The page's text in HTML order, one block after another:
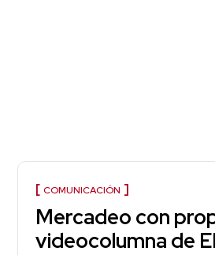
COMUNICACIÓN
Mercadeo con
videocolumna de